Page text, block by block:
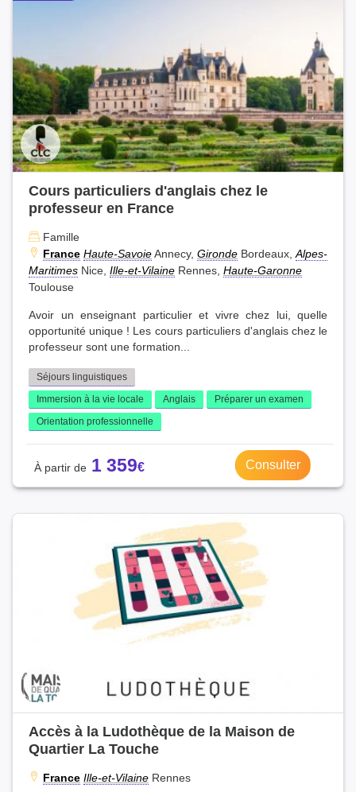
Cours particuliers d'anglais chez le
professeur en France
Famille
France Haute-SavoieAnnecy, Gironde Bordeaux, Alpes-
Maritimes Nice, Ille-et-Vilaine Rennes, Haute-Garonne
Toulouse
Avoir un enseignant particulier et vivre chez lui, quelle
opportunité unique ! Les cours particuliers d'anglais chez le
professeur sont une formation...
Séjours linguistiques
Immersion à la vie locale
Anglais
Préparer un examen
Orientation professionnelle
1 359 Consulter
Accès à la Ludothèque de la Maison de
Quartier La Touche
France Ille-et-Vilaine Rennes